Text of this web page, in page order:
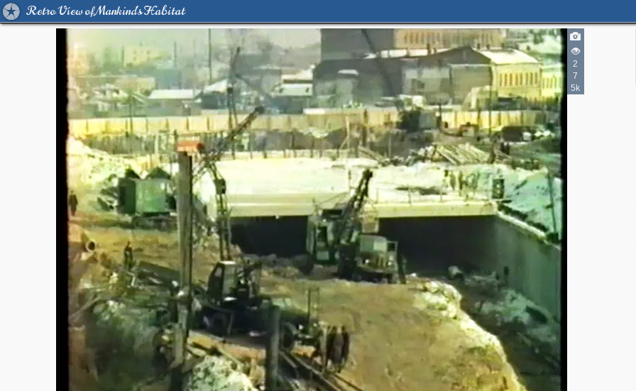
Retro View of Mankind's Habitat
2
7
5k